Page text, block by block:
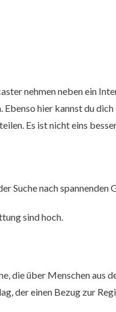
nehmen neben ein
Ebenso hier kannst du
Es ist nicht eins
Suche nach spannenden
sind hoch.
die über Menschen aus
der einen Bezug zur